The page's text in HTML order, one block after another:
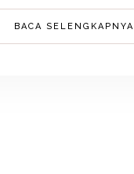
BACA SELENGKAPNYA